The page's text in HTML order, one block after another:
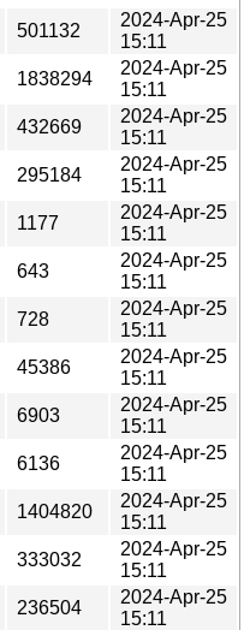
501132
2024-Apr-25
15:11
1838294
2024-Apr-25
15:11
432669
2024-Apr-25
15:11
295184
2024-Apr-25
15:11
1177
2024-Apr-25
15:11
643
2024-Apr-25
15:11
728
2024-Apr-25
15:11
45386
2024-Apr-25
15:11
6903
2024-Apr-25
15:11
6136
2024-Apr-25
15:11
1404820
2024-Apr-25
15:11
333032
2024-Apr-25
15:11
236504
2024-Apr-25
15:11